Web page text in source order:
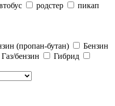
родстер
пикап
(пропан-бутан)
Бензин
Газ/бензин
Гибрид